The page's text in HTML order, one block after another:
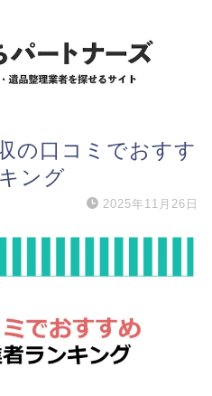
の口コミでおすす
ング
2025年11月26日